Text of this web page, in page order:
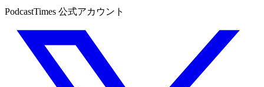
PodcastTimes 公式アカウント